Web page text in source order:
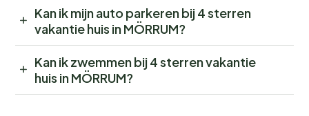
Kan ik mijn auto parkeren bij 4 sterren
vakantie huis in MÖRRUM?
Kan ik zwemmen bij 4 sterren vakantie
huis in MÖRRUM?